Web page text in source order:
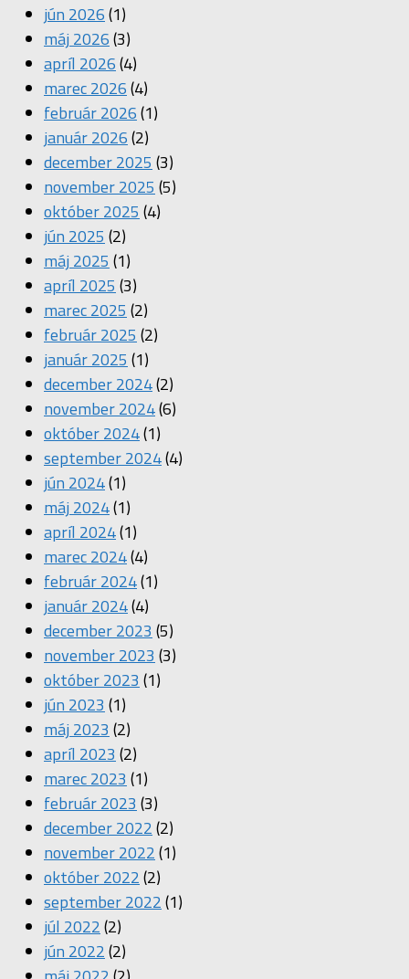
jún 2026(1)
máj 2026(3)
apríl 2026(4)
marec 2026(4)
február 2026(1)
január 2026(2)
december 2025 (3)
november 2025 (5)
október 2025 (4)
jún 2025 (2)
máj 2025 (1)
apríl 2025 (3)
marec 2025 (2)
február 2025 (2)
január 2025 (1)
december 2024(2)
november 2024(6)
október 2024(1)
september 2024(4)
jún 2024(1)
máj 2024(1)
apríl 2024(1)
marec 2024(4)
február 2024(1)
január 2024(4)
december 2023 (5)
november 2023 (3)
október 2023 (1)
jún 2023 (1)
máj 2023 (2)
apríl 2023 (2)
marec 2023 (1)
február 2023 (3)
december 2022(2)
november 2022(1)
október 2022(2)
september 2022(1)
júl 2022(2)
jún 2022(2)